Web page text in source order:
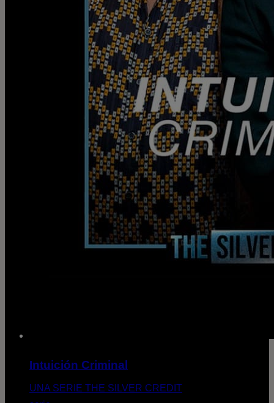
Intuición Criminal
UNA SERIE THE SILVER CREDIT